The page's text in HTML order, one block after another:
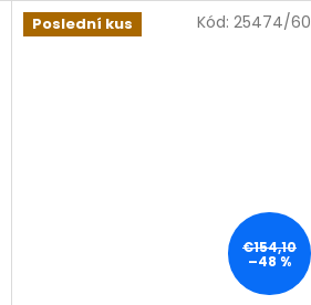
Poslední kus
€154,10
–48 %
Kód: 25474/60